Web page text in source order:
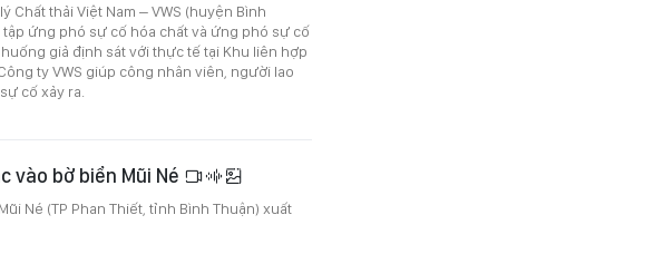
Chất thải Việt Nam – VWS (huyện Bình
tập ứng phó sự cố hóa chất và ứng phó sự cố
giả định sát với thực tế tại Khu liên hợp
ty VWS giúp công nhân viên, người lao
cố xảy ra.
vào bờ biển Mũi Né
Né (TP Phan Thiết, tỉnh Bình Thuận) xuất